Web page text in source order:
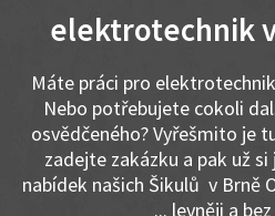
elektrotechnik
Máte práci pro
Nebo potřebujete cokoli
osvědčeného? Vyřešmito je
zadejte zakázku a pak už
nabídek našich Šikulů v Brně
... levněji a